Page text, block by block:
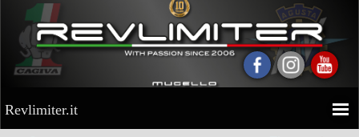
Revlimiter.it